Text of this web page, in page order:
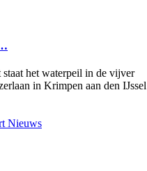
het waterpeil in de vijver
in Krimpen aan den IJssel
Nieuws